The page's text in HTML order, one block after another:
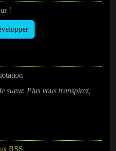
!
sueur. Plus vous transpirez,
RSS